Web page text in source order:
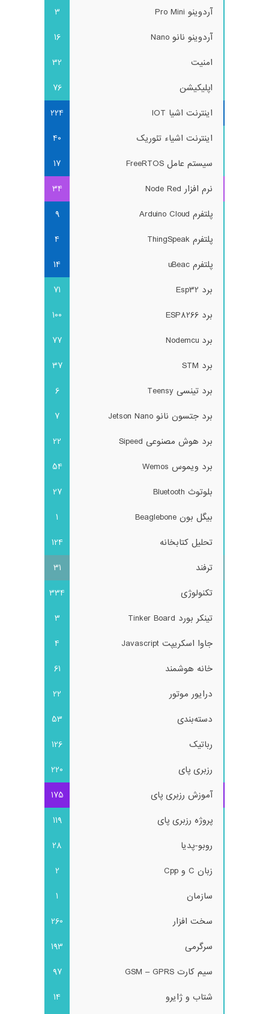
آردوینو Pro Mini
3
آردوینو نانو Nano
16
امنیت
32
اپلیکیشن
76
اینترنت اشیا IOT
224
اینترنت اشیاء تئوریک
40
سیستم عامل FreeRTOS
17
نرم افزار Node Red
34
پلتفرم Arduino Cloud
9
پلتفرم ThingSpeak
4
پلتفرم uBeac
14
برد Esp32
71
برد ESP8266
100
برد Nodemcu
77
برد STM
37
برد تینسی Teensy
6
برد جتسون نانو Jetson Nano
7
برد هوش مصنوعی Sipeed
22
برد ویموس Wemos
54
بلوتوث Bluetooth
27
بیگل بون Beaglebone
1
تحلیل کتابخانه
124
ترفند
31
تکنولوژی
334
تینکر بورد Tinker Board
3
جاوا اسکریپت Javascript
4
خانه هوشمند
61
درایور موتور
22
دسته‌بندی
53
رباتیک
126
رزبری پای
220
آموزش رزبری پای
175
پروژه رزبری پای
119
روبو-پدیا
28
زبان C و Cpp
2
سازمان
1
سخت افزار
260
سرگرمی
193
سیم کارت GSM – GPRS
97
شتاب و ژایرو
14